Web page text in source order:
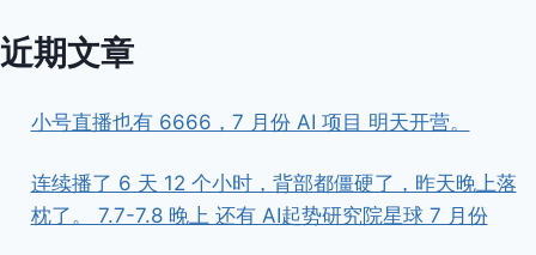
近期文章
小号直播也有 6666，7 月份 AI 项目 明天开营。
连续播了 6 天 12 个小时，背部都僵硬了，昨天晚上落
枕了。 7.7-7.8 晚上 还有 AI起势研究院星球 7 月份